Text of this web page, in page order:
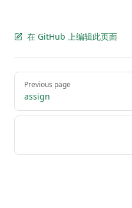
在 GitHub 上编辑此页面
Pager
Previous page
assign